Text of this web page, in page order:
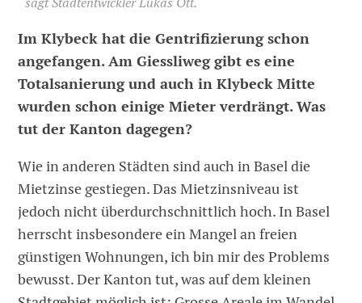
Im Klybeck hat die Gentrifizierung schon
angefangen. Am Giessliweg gibt es eine
Totalsanierung und auch in Klybeck Mitte
wurden schon einige Mieter verdrängt. Was
tut der Kanton dagegen?
Wie in anderen Städten sind auch in Basel die
Mietzinse gestiegen. Das Mietzinsniveau ist
jedoch nicht überdurchschnittlich hoch. In Basel
herrscht insbesondere ein Mangel an freien
günstigen Wohnungen, ich bin mir des Problems
bewusst. Der Kanton tut, was auf dem kleinen